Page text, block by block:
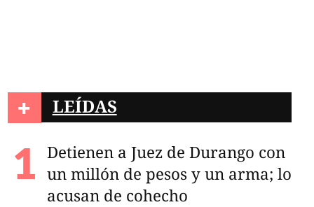
+ LEÍDAS
Detienen a Juez de Durango con
un millón de pesos y un arma; lo
acusan de cohecho